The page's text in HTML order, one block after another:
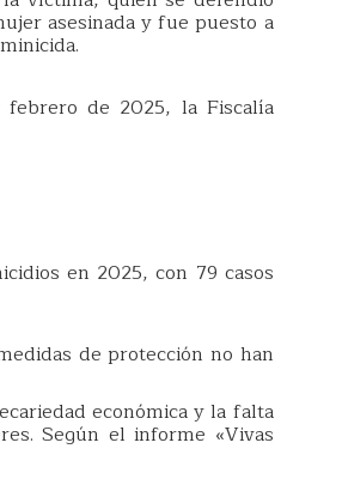
asesinada y fue puesto a
de 2025, la Fiscalía
en 2025, con 79 casos
de protección no han
económica y la falta
Según el informe «Vivas